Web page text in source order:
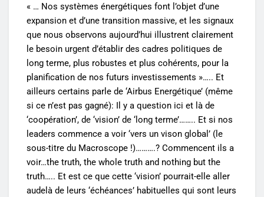
« … Nos systèmes énergétiques font l’objet d’une
expansion et d’une transition massive, et les signaux
que nous observons aujourd’hui illustrent clairement
le besoin urgent d’établir des cadres politiques de
long terme, plus robustes et plus cohérents, pour la
planification de nos futurs investissements »….. Et
ailleurs certains parle de ‘Airbus Energétique’ (même
si ce n’est pas gagné): Il y a question ici et là de
‘coopération’, de ‘vision’ de ‘long terme’…….. Et si nos
leaders commence a voir ‘vers un vison global’ (le
sous-titre du Macroscope !)……….? Commencent ils a
voir…the truth, the whole truth and nothing but the
truth….. Et est ce que cette ‘vision’ pourrait-elle aller
audelà de leurs ‘échéances’ habituelles qui sont leurs